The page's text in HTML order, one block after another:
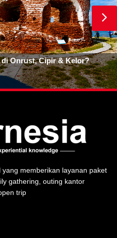
Onrust, Cipir & Kelor?
memberikan layanan paket
gathering, outing kantor
trip